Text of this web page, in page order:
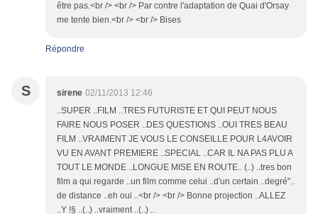
être pas.<br /> <br /> Par contre l'adaptation de Quai d'Orsay
me tente bien.<br /> <br /> Bises
Répondre
S sirene 02/11/2013 12:46
..SUPER ..FILM ..TRES FUTURISTE ET QUI PEUT NOUS
FAIRE NOUS POSER ..DES QUESTIONS ..OUI TRES BEAU
FILM ..VRAIMENT JE VOUS LE CONSEILLE POUR L4AVOIR
VU EN AVANT PREMIERE ..SPECIAL ..CAR IL NA PAS PLU A
TOUT LE MONDE ..LONGUE MISE EN ROUTE.. (..) ..tres bon
film a qui regarde ..un film comme celui ..d'un certain ..degré"..
de distance ..eh oui ..<br /> <br /> Bonne projection ..ALLEZ
..Y !§ ..(..) ..vraiment ..(..) ..